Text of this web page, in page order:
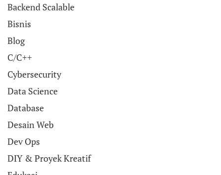
Backend Scalable
Bisnis
Blog
C/C++
Cybersecurity
Data Science
Database
Desain Web
Dev Ops
DIY & Proyek Kreatif